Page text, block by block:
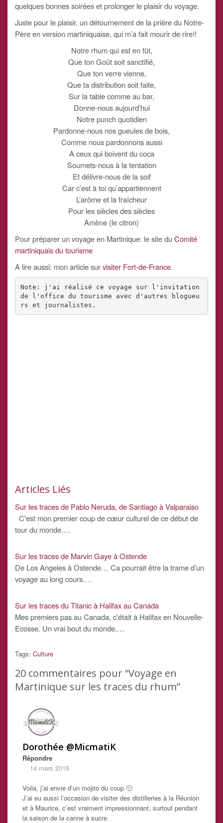
quelques bonnes soirées et prolonger le plaisir du voyage.
Juste pour le plaisir, un détournement de la prière du Notre-
Père en version martiniquaise, qui m’a fait mourir de rire!!
Notre rhum qui est en fût,
Que ton Goût soit sanctifié,
Que ton verre vienne,
Que ta distribution soit faite,
Sur la table comme au bar,
Donne-nous aujourd’hui
Notre punch quotidien
Pardonne-nous nos gueules de bois,
Comme nous pardonnons aussi
A ceux qui boivent du coca
Soumets-nous à la tentation
Et délivre-nous de la soif
Car c’est à toi qu’appartiennent
L’arôme et la fraîcheur
Pour les siècles des siècles
Amène (le citron)
Pour préparer un voyage en Martinique: le site duComité
martiniquais du tourisme
A lire aussi: mon article survisiter Fort-de-France.
Note: j'ai réalisé ce voyage sur l'invitation
de l'office du tourisme avec d'autres blogueu
Articles Liés
Sur les traces de Pablo Neruda, de Santiago à Valparaiso
C'est mon premier coup de cœur culturel de ce début de
tour du monde.…
Sur les traces de Marvin Gaye à Ostende
De Los Angeles à Ostende… Ca pourrait être la trame d’un
voyage au long cours.…
Sur les traces du Titanic à Halifax au Canada
Mes premiers pas au Canada, c'était à Halifax en Nouvelle-
Ecosse. Un vrai bout du monde,…
Tags: Culture
20 commentaires pour “Voyage en
Martinique sur les traces du rhum”
Dorothée @MicmatiK
Répondre
14 mars 2015
Voila, j’ai envie d’un mojito du coup 🙂
J’ai eu aussi l’occasion de visiter des distilleries à la Réunion
et à Maurice, c’est vraiment impressionnant, surtout pendant
la saison de la canne à sucre.